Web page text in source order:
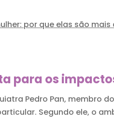
por que elas são
para os
Pedro Pan, membro
Segundo ele, o